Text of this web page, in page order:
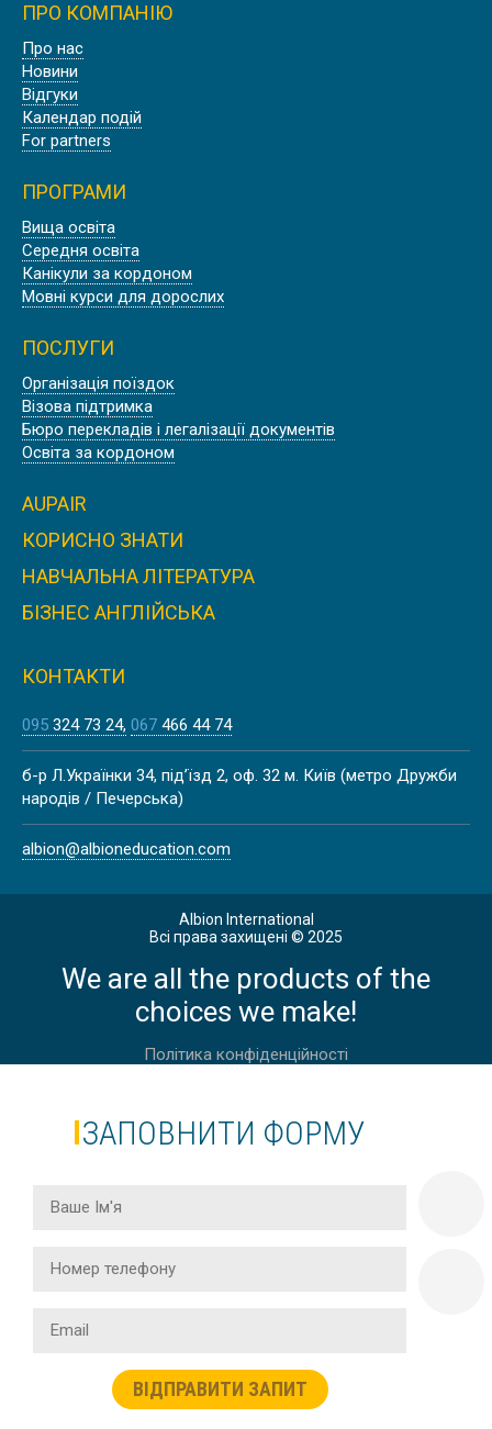
ПРО КОМПАНІЮ
Про нас
Новини
Відгуки
Календар подій
For partners
ПРОГРАМИ
Вища освіта
Середня освіта
Канікули за кордоном
Мовні курси для дорослих
ПОСЛУГИ
Організація поїздок
Візова підтримка
Бюро перекладів і легалізації документів
Освіта за кордоном
AUPAIR
КОРИСНО ЗНАТИ
НАВЧАЛЬНА ЛІТЕРАТУРА
БІЗНЕС АНГЛІЙСЬКА
КОНТАКТИ
095 324 73 24 067 466 44 74
б-р Л.Українки 34, під’їзд 2, оф. 32 м. Київ (метро Дружби
народів / Печерська)
albion@albioneducation.com
Albion International
Всі права захищені © 2025
We are all the products of the
choices we make!
Політика конфіденційності
ЗАПОВНИТИ ФОРМУ